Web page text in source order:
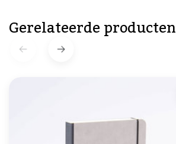
Gerelateerde producten